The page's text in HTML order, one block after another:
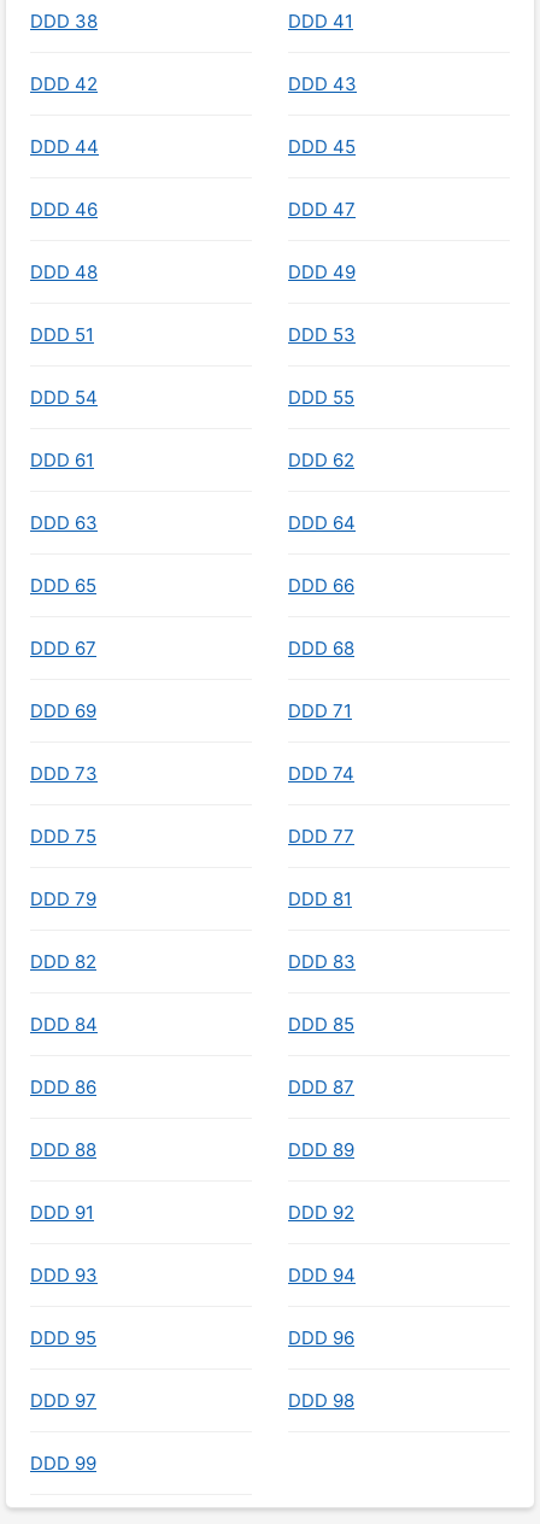
DDD 38 DDD 41
DDD 42 DDD 43
DDD 44 DDD 45
DDD 46 DDD 47
DDD 48 DDD 49
DDD 51 DDD 53
DDD 54 DDD 55
DDD 61 DDD 62
DDD 63 DDD 64
DDD 65 DDD 66
DDD 67 DDD 68
DDD 69 DDD 71
DDD 73 DDD 74
DDD 75 DDD 77
DDD 79 DDD 81
DDD 82 DDD 83
DDD 84 DDD 85
DDD 86 DDD 87
DDD 88 DDD 89
DDD 91 DDD 92
DDD 93 DDD 94
DDD 95 DDD 96
DDD 97 DDD 98
DDD 99